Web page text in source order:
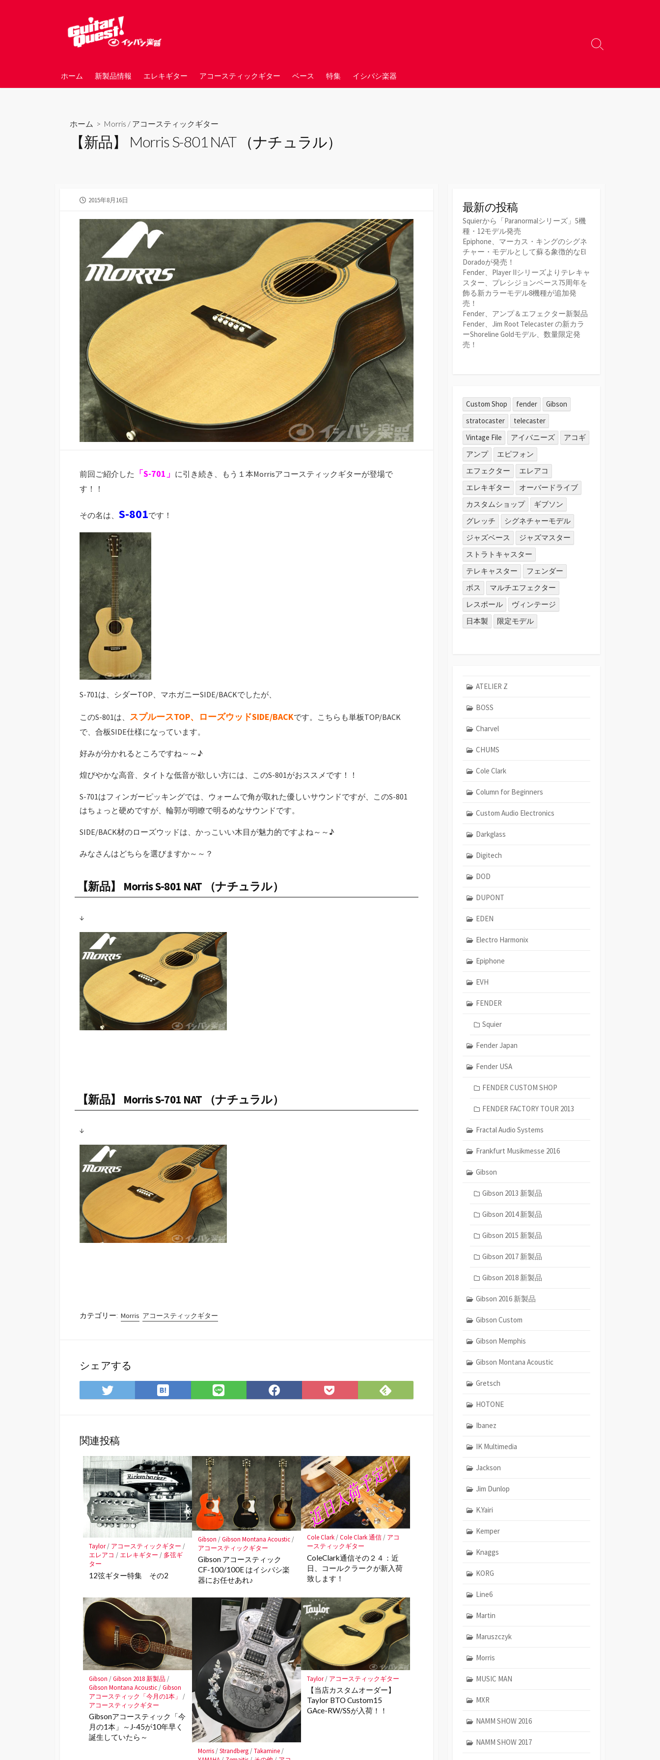
ホーム 新製品情報 エレキギター アコースティックギター ベース 特集 イシバシ楽器
検
替
ホーム > Morris / アコースティックギター
【新品】 Morris S-801 NAT （ナチュラル）
公
日
2015年8月16日
前回ご紹介した 「S-701」 に引き続き、もう１本Morrisアコースティックギターが登場で
す！！
その名は、 S-801です！
S-701は、シダーTOP、マホガニーSIDE/BACKでしたが、
このS-801は、 スプルースTOP、ローズウッドSIDE/BACKです。こちらも単板TOP/BACK
で、合板SIDE仕様になっています。
好みが分かれるところですね～～♪
煌びやかな高音、タイトな低音が欲しい方には、このS-801がおススメです！！
S-701はフィンガーピッキングでは、ウォームで角が取れた優しいサウンドですが、このS-801
はちょっと硬めですが、輪郭が明瞭で明るめなサウンドです。
SIDE/BACK材のローズウッドは、かっこいい木目が魅力的ですよね～～♪
みなさんはどちらを選びますか～～？
【新品】 Morris S-801 NAT （ナチュラル）
↓
【新品】 Morris S-701 NAT （ナチュラル）
↓
カテゴリー: Morris アコースティックギター
シェアする
Twitter
で
ア
は
て
マ
ー
ク
に
保
存
LINE
で
Facebook
で
Pocket
に
Feedly
で
関連投稿
Taylor/ アコースティックギター /
エレアコ / エレキギター / 多弦ギ
ター
12弦ギター特集 その2
Gibson /Gibson Montana Acoustic/
アコースティックギター
Gibson アコースティック
CF-100/100E はイシバシ楽
器にお任せあれ♪
Cole Clark/Cole Clark 通信/ アコ
ースティックギター
ColeClark通信その２４：近
日、コールクラークが新入荷
致します！
Gibson /Gibson 2018 新製品 /
Gibson Montana Acoustic/Gibson
アコースティック「今月の1本」 /
アコースティックギター
Gibsonアコースティック「今
月の1本」～J-45が10年早く
誕生していたら～
Morris/Strandberg/Takamine/
Taylor/ アコースティックギター
【当店カスタムオーダー】
Taylor BTO Custom15
GAce-RW/SSが入荷！！
最新の投稿
Squierから「Paranormalシリーズ」5機
種・12モデル発売
Epiphone、マーカス・キングのシグネ
チャー・モデルとして蘇る象徴的なEl
Doradoが発売！
Fender、Player IIシリーズよりテレキャ
スター、プレシジョンベース75周年を
飾る新カラーモデル8機種が追加発
売！
Fender、アンプ＆エフェクター新製品
Fender、Jim Root Telecaster の新カラ
ーShoreline Goldモデル、数量限定発
売！
Custom Shop fender
Gibson
stratocaster
telecaster
Vintage File
アイバニーズ
アコギ
アンプ
エピフォン
エフェクター
エレアコ
エレキギター
オーバードライブ
カスタムショップ
ギブソン
グレッチ
シグネチャーモデル
ジャズベース
ジャズマスター
ストラトキャスター
テレキャスター
フェンダー
ボス
マルチエフェクター
レスポール
ヴィンテージ
日本製
限定モデル
ATELIER Z
BOSS
Charvel
CHUMS
Cole Clark
Column for Beginners
Custom Audio Electronics
Darkglass
Digitech
DOD
DUPONT
EDEN
Electro Harmonix
Epiphone
EVH
FENDER
Squier
Fender Japan
Fender USA
FENDER CUSTOM SHOP
FENDER FACTORY TOUR 2013
Fractal Audio Systems
Frankfurt Musikmesse 2016
Gibson
Gibson 2013 新製品
Gibson 2014 新製品
Gibson 2015 新製品
Gibson 2017 新製品
Gibson 2018 新製品
Gibson 2016 新製品
Gibson Custom
Gibson Memphis
Gibson Montana Acoustic
Gretsch
HOTONE
Ibanez
IK Multimedia
Jackson
Jim Dunlop
K.Yairi
Kemper
Knaggs
KORG
Line6
Martin
Maruszczyk
Morris
MUSIC MAN
MXR
NAMM SHOW 2016
NAMM SHOW 2017